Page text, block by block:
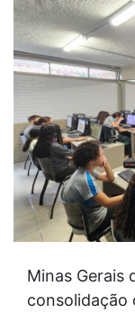
Minas Gerais
consolidação